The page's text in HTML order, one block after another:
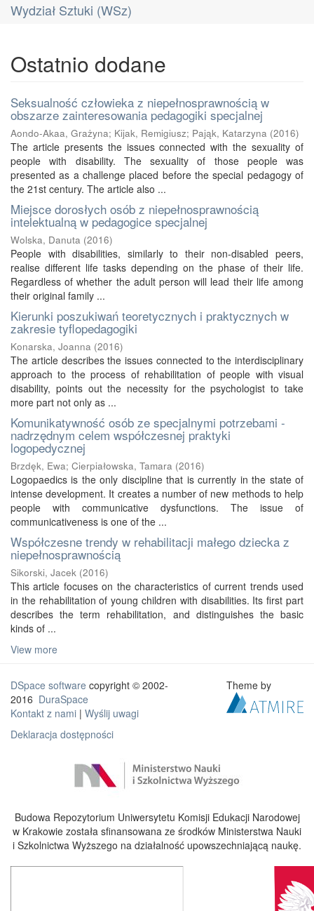
Wydział Sztuki (WSz)
Ostatnio dodane
Seksualność człowieka z niepełnosprawnością w
obszarze zainteresowania pedagogiki specjalnej
Aondo-Akaa, Grażyna; Kijak, Remigiusz; Pająk, Katarzyna (2016)
The article presents the issues connected with the sexuality of
people with disability. The sexuality of those people was
presented as a challenge placed before the special pedagogy of
the 21st century. The article also ...
Miejsce dorosłych osób z niepełnosprawnością
intelektualną w pedagogice specjalnej
Wolska, Danuta (2016)
People with disabilities, similarly to their non-disabled peers,
realise different life tasks depending on the phase of their life.
Regardless of whether the adult person will lead their life among
their original family ...
Kierunki poszukiwań teoretycznych i praktycznych w
zakresie tyflopedagogiki
Konarska, Joanna (2016)
The article describes the issues connected to the interdisciplinary
approach to the process of rehabilitation of people with visual
disability, points out the necessity for the psychologist to take
more part not only as ...
Komunikatywność osób ze specjalnymi potrzebami -
nadrzędnym celem współczesnej praktyki
logopedycznej
Brzdęk, Ewa; Cierpiałowska, Tamara (2016)
Logopaedics is the only discipline that is currently in the state of
intense development. It creates a number of new methods to help
people with communicative dysfunctions. The issue of
communicativeness is one of the ...
Współczesne trendy w rehabilitacji małego dziecka z
niepełnosprawnością
Sikorski, Jacek (2016)
This article focuses on the characteristics of current trends used
in the rehabilitation of young children with disabilities. Its first part
describes the term rehabilitation, and distinguishes the basic
kinds of ...
View more
DSpace software copyright © 2002-
2016 DuraSpace
Kontakt z nami | Wyślij uwagi
Deklaracja dostępności
Theme by
Budowa Repozytorium Uniwersytetu Komisji Edukacji Narodowej
w Krakowie została sfinansowana ze środków Ministerstwa Nauki
i Szkolnictwa Wyższego na działalność upowszechniającą naukę.